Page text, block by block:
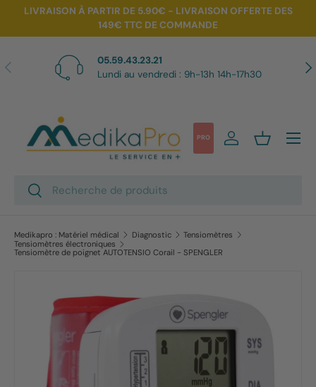
Aller au contenu
LIVRAISON À PARTIR DE 5.90€ - LIVRAISON OFFERTE DES
149€ TTC DE COMMANDE
Précédent
05.59.43.23.21
Lundi au vendredi : 9h-13h 14h-17h30
Recherche
Rechercher
PRO Se connecter
Panier
Menu
Medikapro : Matériel médical Diagnostic
Tensiomètres
Tensiomètres électroniques
Tensiomètre de poignet AUTOTENSIO Corail - SPENGLER